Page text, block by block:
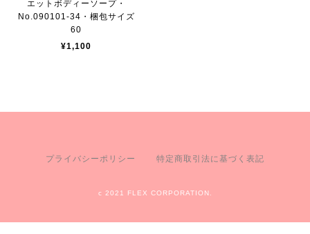
エットボディーソープ・
No.090101-34・梱包サイズ
60
¥1,100
プライバシーポリシー 特定商取引法に基づく表記
c 2021 FLEX CORPORATION.